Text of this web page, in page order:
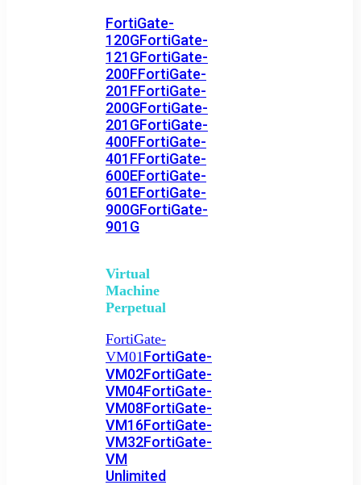
FortiGate-
120GFortiGate-
121GFortiGate-
200FFortiGate-
201FFortiGate-
200GFortiGate-
201GFortiGate-
400FFortiGate-
401FFortiGate-
600EFortiGate-
601EFortiGate-
900GFortiGate-
901G
Virtual
Machine
Perpetual
FortiGate-
VM01FortiGate-
VM02FortiGate-
VM04FortiGate-
VM08FortiGate-
VM16FortiGate-
VM32FortiGate-
VM
Unlimited